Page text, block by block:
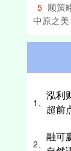
5 顺策
中原之美
1、
泓利
超前
2、
融可